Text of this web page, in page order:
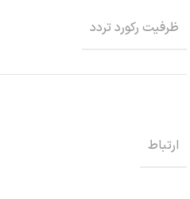
ظرفیت رکورد تردد
ارتباط